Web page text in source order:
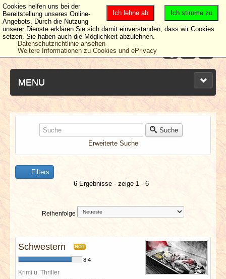
MENU
NEUESTE ARTIKEL
NEWS & DATES
BERICHTE
VERLOSUNGEN
SPECIALS
Suche
Erweiterte Suche
Filters
6 Ergebnisse - zeige 1 - 6
Reihenfolge
Schwestern HOT
8,4
Krimi u. Thriller
Ich stimme zu
Ich lehne ab
Cookies helfen uns bei der
Bereitstellung unseres Online-
Angebots. Durch die Nutzung
unserer Dienste erklären Sie sich damit einverstanden, dass wir Cookies
setzen. Sie haben auch die Möglichkeit abzulehnen.
Datenschutzrichtlinie ansehen
Weitere Informationen zu Cookies und ePrivacy